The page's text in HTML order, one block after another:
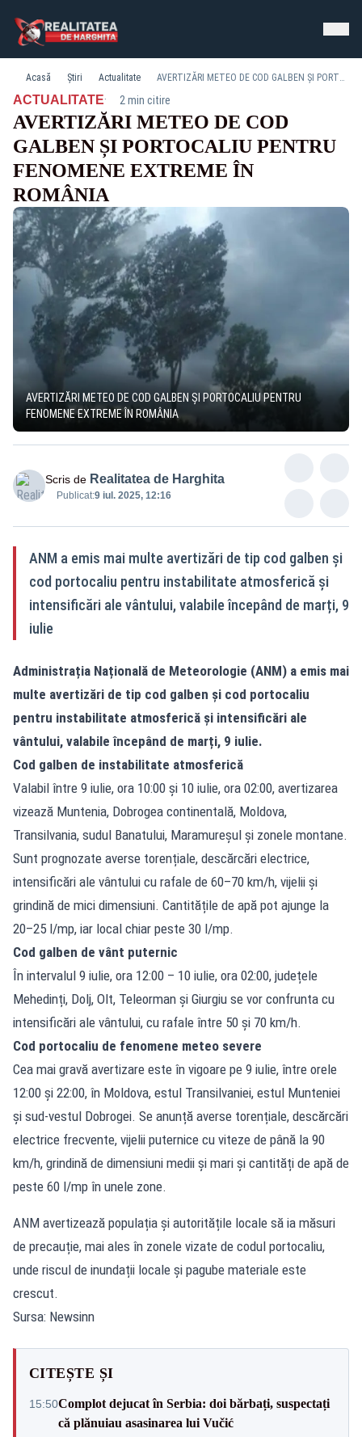
Acasă Știri Actualitate AVERTIZĂRI METEO DE COD GALBEN ȘI PORTOCALIU PENTRU FENOMENE EXTREME ÎN ROMÂNIA
ACTUALITATE· 2 min citire
AVERTIZĂRI METEO DE COD
GALBEN ȘI PORTOCALIU PENTRU
FENOMENE EXTREME ÎN
ROMÂNIA
AVERTIZĂRI METEO DE COD GALBEN ȘI PORTOCALIU PENTRU
FENOMENE EXTREME ÎN ROMÂNIA
Scris de Realitatea de Harghita
Publicat:9 iul. 2025, 12:16
ANM a emis mai multe avertizări de tip cod galben și
cod portocaliu pentru instabilitate atmosferică și
intensificări ale vântului, valabile începând de marți, 9
iulie
Administrația Națională de Meteorologie (ANM) a emis mai
multe avertizări de tip cod galben și cod portocaliu
pentru instabilitate atmosferică și intensificări ale
vântului, valabile începând de marți, 9 iulie.
Cod galben de instabilitate atmosferică
Valabil între 9 iulie, ora 10:00 și 10 iulie, ora 02:00, avertizarea
vizează Muntenia, Dobrogea continentală, Moldova,
Transilvania, sudul Banatului, Maramureșul și zonele montane.
Sunt prognozate averse torențiale, descărcări electrice,
intensificări ale vântului cu rafale de 60–70 km/h, vijelii și
grindină de mici dimensiuni. Cantitățile de apă pot ajunge la
20–25 l/mp, iar local chiar peste 30 l/mp.
Cod galben de vânt puternic
În intervalul 9 iulie, ora 12:00 – 10 iulie, ora 02:00, județele
Mehedinți, Dolj, Olt, Teleorman și Giurgiu se vor confrunta cu
intensificări ale vântului, cu rafale între 50 și 70 km/h.
Cod portocaliu de fenomene meteo severe
Cea mai gravă avertizare este în vigoare pe 9 iulie, între orele
12:00 și 22:00, în Moldova, estul Transilvaniei, estul Munteniei
și sud-vestul Dobrogei. Se anunță averse torențiale, descărcări
electrice frecvente, vijelii puternice cu viteze de până la 90
km/h, grindină de dimensiuni medii și mari și cantități de apă de
peste 60 l/mp în unele zone.
ANM avertizează populația și autoritățile locale să ia măsuri
de precauție, mai ales în zonele vizate de codul portocaliu,
unde riscul de inundații locale și pagube materiale este
crescut.
Sursa: Newsinn
CITEȘTE ȘI
15:50Complot dejucat în Serbia: doi bărbați, suspectați
că plănuiau asasinarea lui Vučić